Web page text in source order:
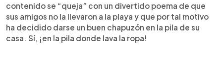
contenido se “queja” con un divertido poema de que
sus amigos no la llevaron a la playa y que por tal motivo
ha decidido darse un buen chapuzón en la pila de su
casa. Sí, ¡en la pila donde lava la ropa!